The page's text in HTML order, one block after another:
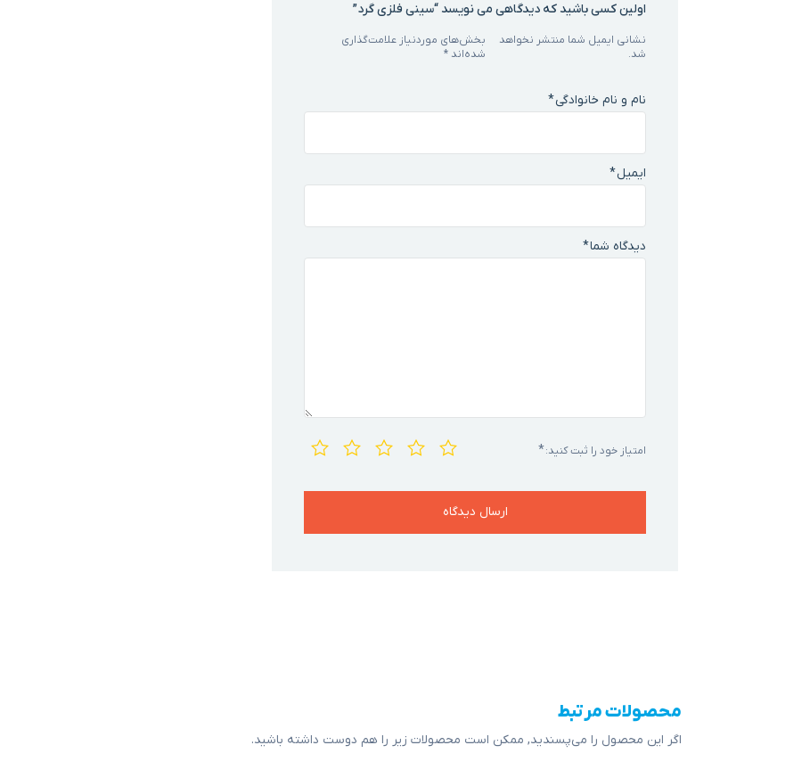
اولین کسی باشید که دیدگاهی می نویسد “سینی فلزی گرد”
نشانی ایمیل شما منتشر نخواهد
شد.
بخش‌های موردنیاز علامت‌گذاری
شده‌اند*
امتیاز خود را ثبت کنید:*
دیدگاه شما*
نام و نام خانوادگی*
ایمیل*
محصولات مرتبط
اگر این محصول را می‌پسندید, ممکن است محصولات زیر را هم دوست داشته باشید.